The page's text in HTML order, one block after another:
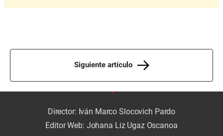
Siguiente artículo
Director: Iván Marco Slocovich Pardo
Editor Web: Johana Liz Ugaz Oscanoa